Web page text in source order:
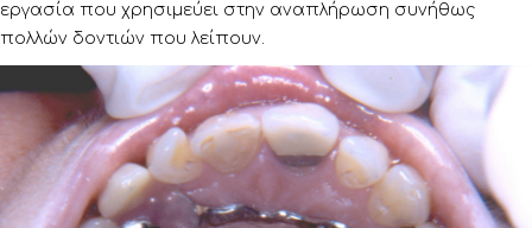
εργασία που χρησιμεύει στην αναπλήρωση συνήθως
πολλών δοντιών που λείπουν.